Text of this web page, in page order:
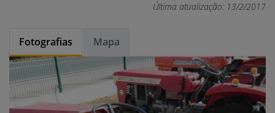
Última atualização: 13/2/2017
Fotografias Mapa